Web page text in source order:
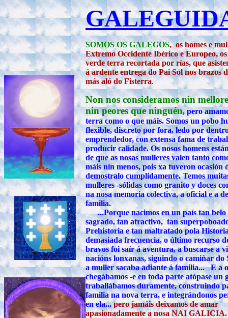
SOMOS OS GALEGOS, os homes e
Extremo Occidente Ibérico e Europeo,
verde terra recortada por rías, que
á ardente entrega do Pai Sol nos brazos
más aló do Fisterra.
Non nos consideramos nin
nin peores que ninguén, pero
terra como o que máis. Somos un pobo
flexible, discreto por fora, ledo por
emprendedor, con extensa fama de
producir calidade. Os nosos homens
de que as nosas mulleres valen tanto
máis nin menos, pois xa tuveron ocasión
demostralo cumplidamente. Temos
mulleres -sólidas como granito y doces
na nosa memoria colectiva, a oficial e a
familia.
...Porque nacimos en un país tan belo
sagrado, tan atractivo, tan
Prehistoria e tan maltratado pola
demasiada frecuencia, o último recurso
bravos foi saír á aventura, a buscarse a
nacións lonxanas, siguindo o camiñar do
a muller sacaba adiante á familia... E a
chegábamos -e en toda parte atópase un
traballábamos duramente, construindo
familia na nova terra, e integrándonos
en ela...pero jamáis deixamos de amar
apasionadamente a nosa NAI GALICIA.